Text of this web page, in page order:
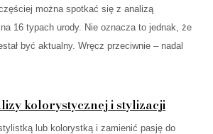
można spotkać się z analizą
16 typach urody. Nie oznacza to jednak, że
być aktualny. Wręcz przeciwnie – nadal
kolorystycznej i stylizacji
lub kolorystką i zamienić pasję do